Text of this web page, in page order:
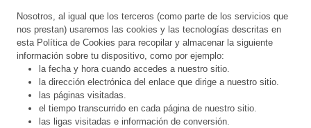
Nosotros, al igual que los terceros (como parte de los servicios que
nos prestan) usaremos las cookies y las tecnologías descritas en
esta Política de Cookies para recopilar y almacenar la siguiente
información sobre tu dispositivo, como por ejemplo:
la fecha y hora cuando accedes a nuestro sitio.
la dirección electrónica del enlace que dirige a nuestro sitio.
las páginas visitadas.
el tiempo transcurrido en cada página de nuestro sitio.
las ligas visitadas e información de conversión.